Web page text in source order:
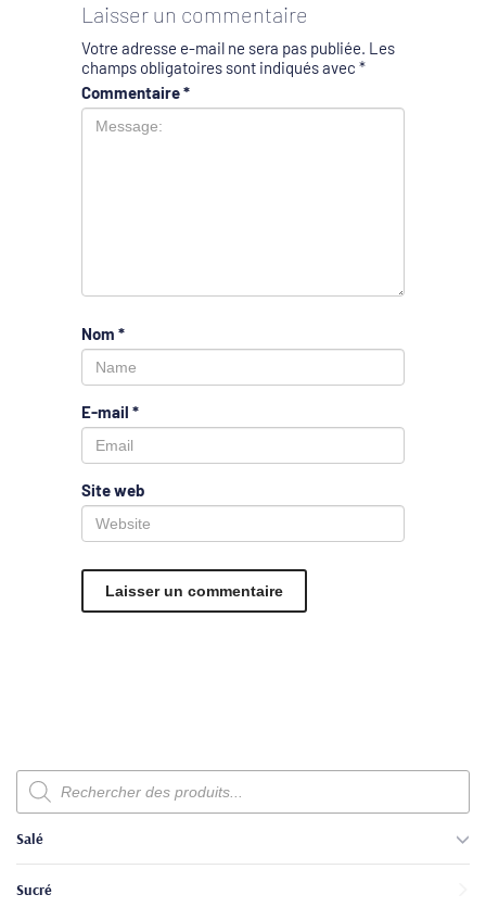
Laisser un commentaire
Votre adresse e-mail ne sera pas publiée. Les
champs obligatoires sont indiqués avec *
Commentaire*
Nom *
E-mail *
Site web
Recherche
de
produits
Salé
Sucré